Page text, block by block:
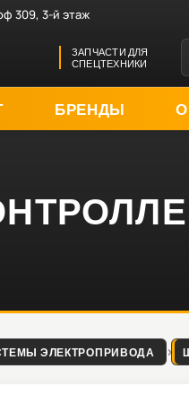
309, 3-й этаж
ЗАПЧАСТИ ДЛЯ
СПЕЦТЕХНИКИ
БРЕНДЫ
ЭЛЕКТРОПРИВОДА